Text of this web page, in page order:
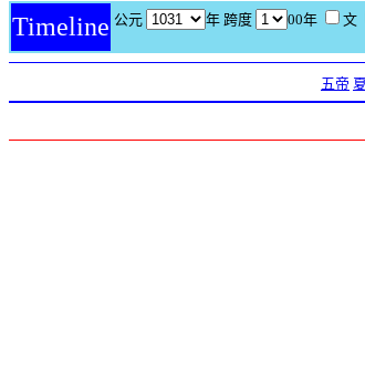
Timeline 公元 年 跨度 00年 文
五帝 夏